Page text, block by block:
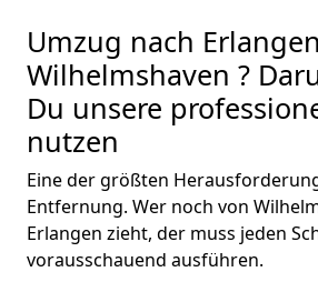
Umzug nach
Wilhelmshaven ?
Du unsere
nutzen
Eine der größten
Entfernung. Wer noch von
Erlangen zieht, der muss jeden
vorausschauend ausführen.